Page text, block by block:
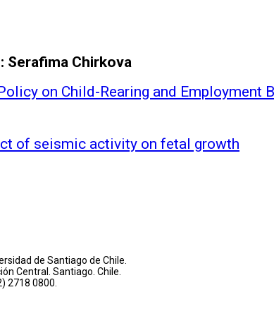
Serafima Chirkova
on Child-Rearing and Employment
of seismic activity on fetal growth
de Santiago de Chile.
Central. Santiago. Chile.
2718 0800.